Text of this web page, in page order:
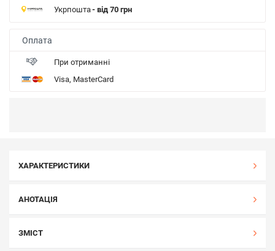
Укрпошта- від 70 грн
Оплата
При отриманні
Visa, MasterCard
ХАРАКТЕРИСТИКИ
АНОТАЦІЯ
ЗМІСТ